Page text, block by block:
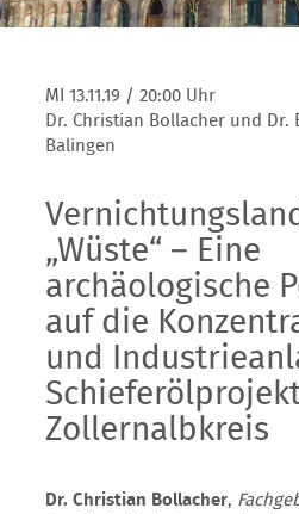
Kontakt
MI 13.11.19 / 20:00 Uhr
Dr. Christian Bollacher und Dr.
Balingen
„Wüste“ – Eine
archäologische
auf die
und
Zollernalbkreis
Dr. Christian Bollacher,